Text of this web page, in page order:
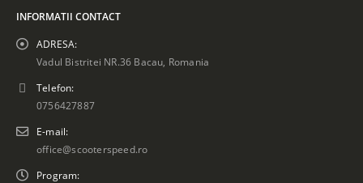
INFORMATII CONTACT
ADRESA:
Vadul Bistritei NR.36 Bacau, Romania
Telefon:
0756427887
E-mail:
office@scooterspeed.ro
Program: